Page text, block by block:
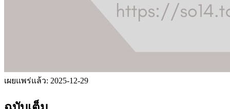
เผยแพร่แล้ว: 2025-12-29